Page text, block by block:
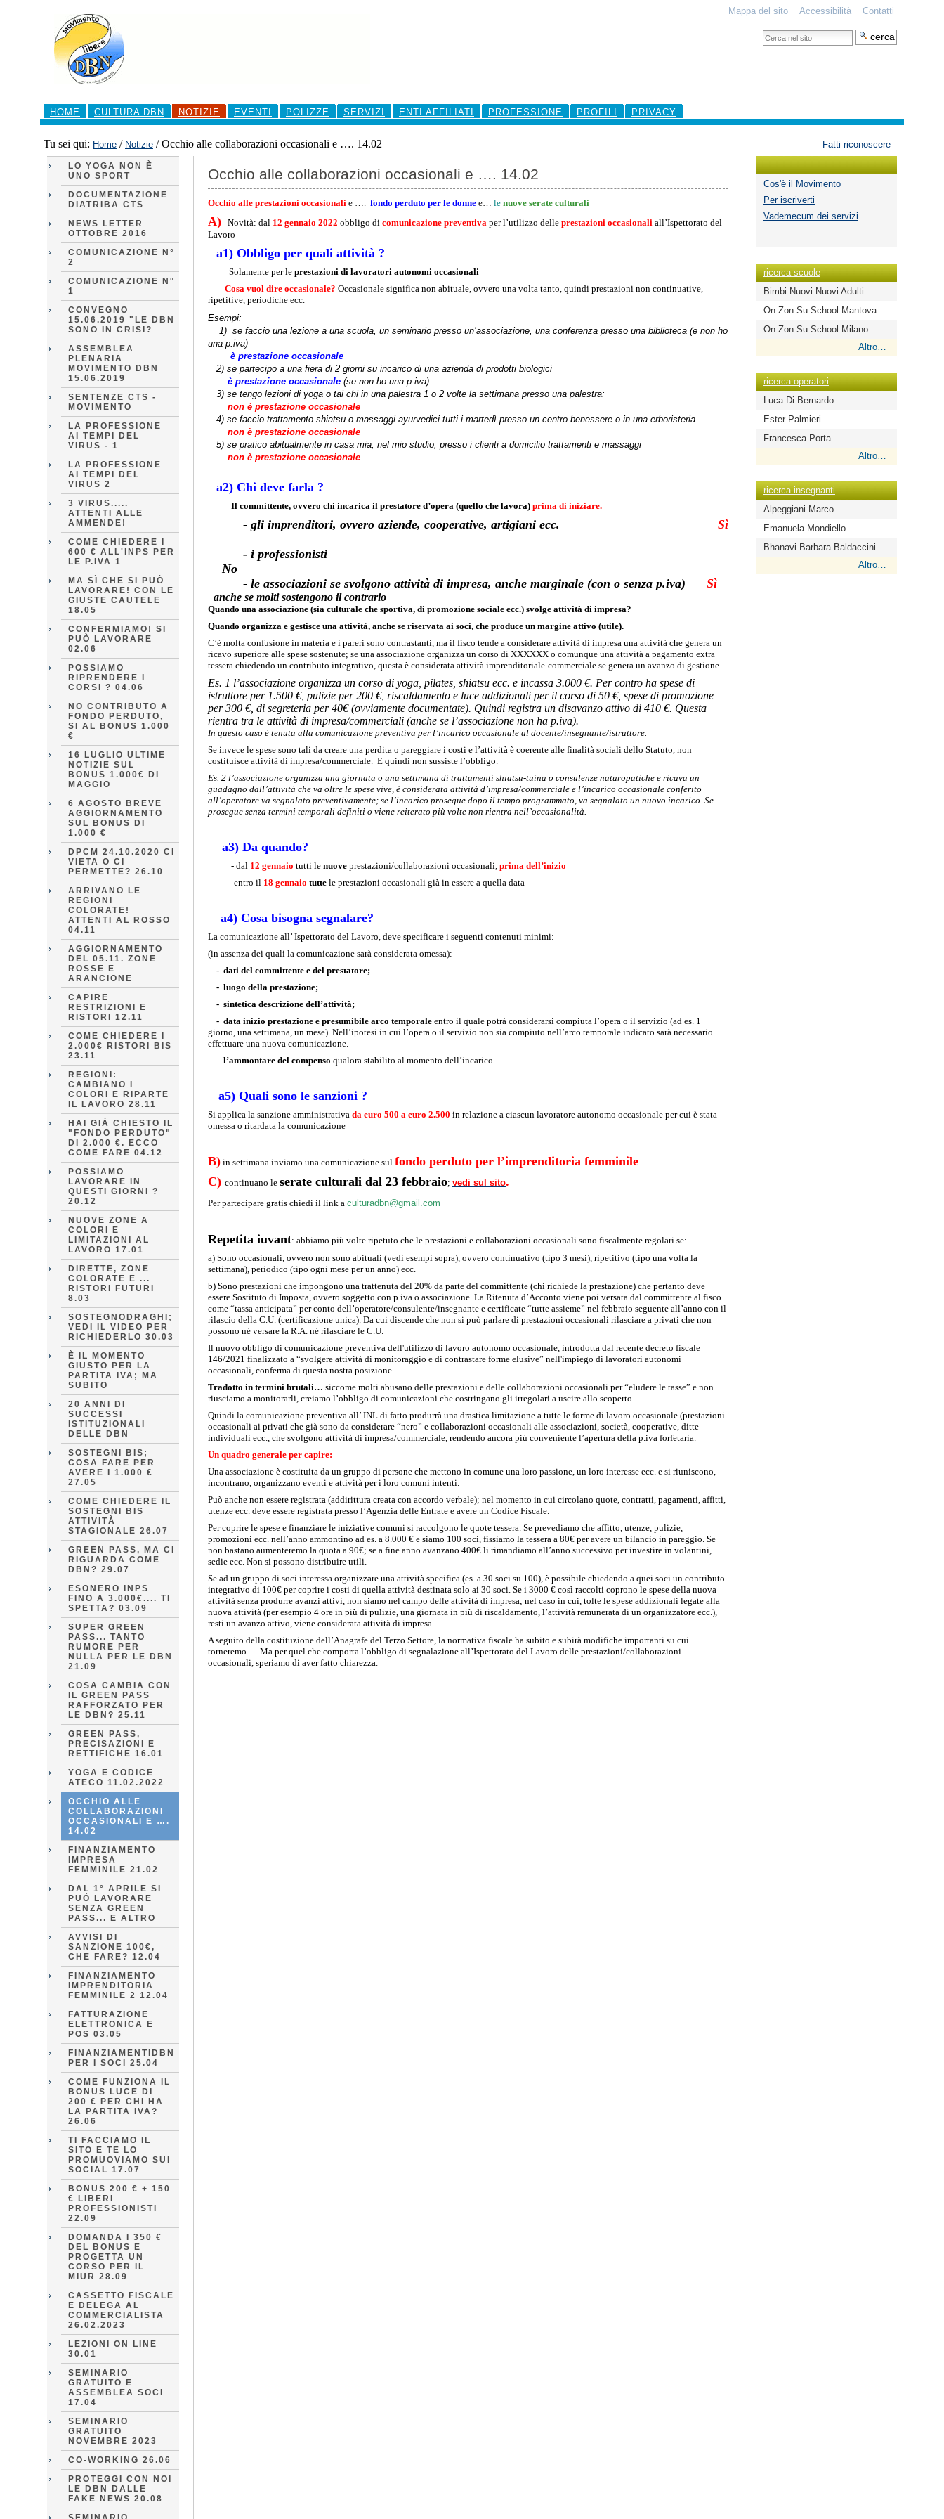
contenuti.
navigazione
Mappa del sito Accessibilità Contatti
Cerca
nel
Sezioni
HOME
CULTURA DBN NOTIZIE EVENTI POLIZZE SERVIZI ENTI AFFILIATI PROFESSIONE PROFILI PRIVACY
Fatti riconoscere
Tu sei qui: Home / Notizie /Occhio alle collaborazioni occasionali e …. 14.02
LO YOGA NON È
UNO SPORT
DOCUMENTAZIONE
DIATRIBA CTS
NEWS LETTER
OTTOBRE 2016
COMUNICAZIONE N°
2
COMUNICAZIONE N°
1
CONVEGNO
15.06.2019 "LE DBN
SONO IN CRISI?
ASSEMBLEA
PLENARIA
MOVIMENTO DBN
15.06.2019
SENTENZE CTS -
MOVIMENTO
LA PROFESSIONE
AI TEMPI DEL
VIRUS - 1
LA PROFESSIONE
AI TEMPI DEL
VIRUS 2
3 VIRUS.....
ATTENTI ALLE
AMMENDE!
COME CHIEDERE I
600 € ALL'INPS PER
LE P.IVA 1
MA SÌ CHE SI PUÒ
LAVORARE! CON LE
GIUSTE CAUTELE
18.05
CONFERMIAMO! SI
PUÒ LAVORARE
02.06
POSSIAMO
RIPRENDERE I
CORSI ? 04.06
NO CONTRIBUTO A
FONDO PERDUTO,
SI AL BONUS 1.000
€
16 LUGLIO ULTIME
NOTIZIE SUL
BONUS 1.000€ DI
MAGGIO
6 AGOSTO BREVE
AGGIORNAMENTO
SUL BONUS DI
1.000 €
DPCM 24.10.2020 CI
VIETA O CI
PERMETTE? 26.10
ARRIVANO LE
REGIONI
COLORATE!
ATTENTI AL ROSSO
04.11
AGGIORNAMENTO
DEL 05.11. ZONE
ROSSE E
ARANCIONE
CAPIRE
RESTRIZIONI E
RISTORI 12.11
COME CHIEDERE I
2.000€ RISTORI BIS
23.11
REGIONI:
CAMBIANO I
COLORI E RIPARTE
IL LAVORO 28.11
HAI GIÀ CHIESTO IL
"FONDO PERDUTO"
DI 2.000 €. ECCO
COME FARE 04.12
POSSIAMO
LAVORARE IN
QUESTI GIORNI ?
20.12
NUOVE ZONE A
COLORI E
LIMITAZIONI AL
LAVORO 17.01
DIRETTE, ZONE
COLORATE E ...
RISTORI FUTURI
8.03
SOSTEGNODRAGHI;
VEDI IL VIDEO PER
RICHIEDERLO 30.03
È IL MOMENTO
GIUSTO PER LA
PARTITA IVA; MA
SUBITO
20 ANNI DI
SUCCESSI
ISTITUZIONALI
DELLE DBN
SOSTEGNI BIS;
COSA FARE PER
AVERE I 1.000 €
27.05
COME CHIEDERE IL
SOSTEGNI BIS
ATTIVITÀ
STAGIONALE 26.07
GREEN PASS, MA CI
RIGUARDA COME
DBN? 29.07
ESONERO INPS
FINO A 3.000€.... TI
SPETTA? 03.09
SUPER GREEN
PASS... TANTO
RUMORE PER
NULLA PER LE DBN
21.09
COSA CAMBIA CON
IL GREEN PASS
RAFFORZATO PER
LE DBN? 25.11
GREEN PASS,
PRECISAZIONI E
RETTIFICHE 16.01
YOGA E CODICE
ATECO 11.02.2022
OCCHIO ALLE
COLLABORAZIONI
OCCASIONALI E ….
14.02
FINANZIAMENTO
IMPRESA
FEMMINILE 21.02
DAL 1° APRILE SI
PUÒ LAVORARE
SENZA GREEN
PASS... E ALTRO
AVVISI DI
SANZIONE 100€,
CHE FARE? 12.04
FINANZIAMENTO
IMPRENDITORIA
FEMMINILE 2 12.04
FATTURAZIONE
ELETTRONICA E
POS 03.05
FINANZIAMENTIDBN
PER I SOCI 25.04
COME FUNZIONA IL
BONUS LUCE DI
200 € PER CHI HA
LA PARTITA IVA?
26.06
TI FACCIAMO IL
SITO E TE LO
PROMUOVIAMO SUI
SOCIAL 17.07
BONUS 200 € + 150
€ LIBERI
PROFESSIONISTI
22.09
DOMANDA I 350 €
DEL BONUS E
PROGETTA UN
CORSO PER IL
MIUR 28.09
CASSETTO FISCALE
E DELEGA AL
COMMERCIALISTA
26.02.2023
LEZIONI ON LINE
30.01
SEMINARIO
GRATUITO E
ASSEMBLEA SOCI
17.04
SEMINARIO
GRATUITO
NOVEMBRE 2023
CO-WORKING 26.06
PROTEGGI CON NOI
LE DBN DALLE
FAKE NEWS 20.08
Occhio alle collaborazioni occasionali e …. 14.02
Occhio alle prestazioni occasionali e …. fondo perduto per le donne e… le nuove serate culturali
A) Novità: dal 12 gennaio 2022 obbligo di comunicazione preventiva per l’utilizzo delle prestazioni occasionali all’Ispettorato del
Lavoro
a1) Obbligo per quali attività ?
Solamente per le prestazioni di lavoratori autonomi occasionali
Cosa vuol dire occasionale? Occasionale significa non abituale, ovvero una volta tanto, quindi prestazioni non continuative,
ripetitive, periodiche ecc.
Esempi:
1) se faccio una lezione a una scuola, un seminario presso un’associazione, una conferenza presso una biblioteca (e non ho
una p.iva)
è prestazione occasionale
2) se partecipo a una fiera di 2 giorni su incarico di una azienda di prodotti biologici
è prestazione occasionale (se non ho una p.iva)
3) se tengo lezioni di yoga o tai chi in una palestra 1 o 2 volte la settimana presso una palestra:
non è prestazione occasionale
4) se faccio trattamento shiatsu o massaggi ayurvedici tutti i martedì presso un centro benessere o in una erboristeria
non è prestazione occasionale
5) se pratico abitualmente in casa mia, nel mio studio, presso i clienti a domicilio trattamenti e massaggi
non è prestazione occasionale
a2) Chi deve farla ?
Il committente, ovvero chi incarica il prestatore d’opera (quello che lavora) prima di iniziare.
- gli imprenditori, ovvero aziende, cooperative, artigiani ecc. Sì
- i professionisti
No
- le associazioni se svolgono attività di impresa, anche marginale (con o senza p.iva) Sì
anche se molti sostengono il contrario
Quando una associazione (sia culturale che sportiva, di promozione sociale ecc.) svolge attività di impresa?
Quando organizza e gestisce una attività, anche se riservata ai soci, che produce un margine attivo (utile).
C’è molta confusione in materia e i pareri sono contrastanti, ma il fisco tende a considerare attività di impresa una attività che genera un
ricavo superiore alle spese sostenute; se una associazione organizza un corso di XXXXXX o comunque una attività a pagamento extra
tessera chiedendo un contributo integrativo, questa è considerata attività imprenditoriale-commerciale se genera un avanzo di gestione.
Es. 1 l’associazione organizza un corso di yoga, pilates, shiatsu ecc. e incassa 3.000 €. Per contro ha spese di
istruttore per 1.500 €, pulizie per 200 €, riscaldamento e luce addizionali per il corso di 50 €, spese di promozione
per 300 €, di segreteria per 40€ (ovviamente documentate). Quindi registra un disavanzo attivo di 410 €. Questa
rientra tra le attività di impresa/commerciali (anche se l’associazione non ha p.iva).
In questo caso è tenuta alla comunicazione preventiva per l’incarico occasionale al docente/insegnante/istruttore.
Se invece le spese sono tali da creare una perdita o pareggiare i costi e l’attività è coerente alle finalità sociali dello Statuto, non
costituisce attività di impresa/commerciale. E quindi non sussiste l’obbligo.
Es. 2 l’associazione organizza una giornata o una settimana di trattamenti shiatsu-tuina o consulenze naturopatiche e ricava un
guadagno dall’attività che va oltre le spese vive, è considerata attività d’impresa/commerciale e l’incarico occasionale conferito
all’operatore va segnalato preventivamente; se l’incarico prosegue dopo il tempo programmato, va segnalato un nuovo incarico. Se
prosegue senza termini temporali definiti o viene reiterato più volte non rientra nell’occasionalità.
a3) Da quando?
- dal 12 gennaio tutti le nuove prestazioni/collaborazioni occasionali, prima dell’inizio
- entro il 18 gennaio tutte le prestazioni occasionali già in essere a quella data
a4) Cosa bisogna segnalare?
La comunicazione all’ Ispettorato del Lavoro, deve specificare i seguenti contenuti minimi:
(in assenza dei quali la comunicazione sarà considerata omessa):
- dati del committente e del prestatore;
- luogo della prestazione;
- sintetica descrizione dell’attività;
- data inizio prestazione e presumibile arco temporale entro il quale potrà considerarsi compiuta l’opera o il servizio (ad es. 1
giorno, una settimana, un mese). Nell’ipotesi in cui l’opera o il servizio non sia compiuto nell’arco temporale indicato sarà necessario
effettuare una nuova comunicazione.
- l’ammontare del compenso qualora stabilito al momento dell’incarico.
a5) Quali sono le sanzioni ?
Si applica la sanzione amministrativa da euro 500 a euro 2.500 in relazione a ciascun lavoratore autonomo occasionale per cui è stata
omessa o ritardata la comunicazione
B) in settimana inviamo una comunicazione sul fondo perduto per l’imprenditoria femminile
C) continuano le serate culturali dal 23 febbraio; vedi sul sito.
Per partecipare gratis chiedi il link a culturadbn@gmail.com
Repetita iuvant: abbiamo più volte ripetuto che le prestazioni e collaborazioni occasionali sono fiscalmente regolari se:
a) Sono occasionali, ovvero non sono abituali (vedi esempi sopra), ovvero continuativo (tipo 3 mesi), ripetitivo (tipo una volta la
settimana), periodico (tipo ogni mese per un anno) ecc.
b) Sono prestazioni che impongono una trattenuta del 20% da parte del committente (chi richiede la prestazione) che pertanto deve
essere Sostituto di Imposta, ovvero soggetto con p.iva o associazione. La Ritenuta d’Acconto viene poi versata dal committente al fisco
come “tassa anticipata” per conto dell’operatore/consulente/insegnante e certificate “tutte assieme” nel febbraio seguente all’anno con il
rilascio della C.U. (certificazione unica). Da cui discende che non si può parlare di prestazioni occasionali rilasciare a privati che non
possono né versare la R.A. né rilasciare le C.U.
Il nuovo obbligo di comunicazione preventiva dell'utilizzo di lavoro autonomo occasionale, introdotta dal recente decreto fiscale
146/2021 finalizzato a “svolgere attività di monitoraggio e di contrastare forme elusive” nell'impiego di lavoratori autonomi
occasionali, conferma di questa nostra posizione.
Tradotto in termini brutali… siccome molti abusano delle prestazioni e delle collaborazioni occasionali per “eludere le tasse” e non
riusciamo a monitorarli, creiamo l’obbligo di comunicazioni che costringano gli irregolari a uscire allo scoperto.
Quindi la comunicazione preventiva all’ INL di fatto produrrà una drastica limitazione a tutte le forme di lavoro occasionale (prestazioni
occasionali ai privati che già sono da considerare “nero” e collaborazioni occasionali alle associazioni, società, cooperative, ditte
individuali ecc., che svolgono attività di impresa/commerciale, rendendo ancora più conveniente l’apertura della p.iva forfetaria.
Un quadro generale per capire:
Una associazione è costituita da un gruppo di persone che mettono in comune una loro passione, un loro interesse ecc. e si riuniscono,
incontrano, organizzano eventi e attività per i loro comuni intenti.
Può anche non essere registrata (addirittura creata con accordo verbale); nel momento in cui circolano quote, contratti, pagamenti, affitti,
utenze ecc. deve essere registrata presso l’Agenzia delle Entrate e avere un Codice Fiscale.
Per coprire le spese e finanziare le iniziative comuni si raccolgono le quote tessera. Se prevediamo che affitto, utenze, pulizie,
promozioni ecc. nell’anno ammontino ad es. a 8.000 € e siamo 100 soci, fissiamo la tessera a 80€ per avere un bilancio in pareggio. Se
non bastano aumenteremo la quota a 90€; se a fine anno avanzano 400€ li rimandiamo all’anno successivo per investire in volantini,
sedie ecc. Non si possono distribuire utili.
Se ad un gruppo di soci interessa organizzare una attività specifica (es. a 30 soci su 100), è possibile chiedendo a quei soci un contributo
integrativo di 100€ per coprire i costi di quella attività destinata solo ai 30 soci. Se i 3000 € così raccolti coprono le spese della nuova
attività senza produrre avanzi attivi, non siamo nel campo delle attività di impresa; nel caso in cui, tolte le spese addizionali legate alla
nuova attività (per esempio 4 ore in più di pulizie, una giornata in più di riscaldamento, l’attività remunerata di un organizzatore ecc.),
resti un avanzo attivo, viene considerata attività di impresa.
A seguito della costituzione dell’Anagrafe del Terzo Settore, la normativa fiscale ha subito e subirà modifiche importanti su cui
torneremo…. Ma per quel che comporta l’obbligo di segnalazione all’Ispettorato del Lavoro delle prestazioni/collaborazioni
occasionali, speriamo di aver fatto chiarezza.
Cos'è il Movimento
Per iscriverti
Vademecum dei servizi
ricerca scuole
Bimbi Nuovi Nuovi Adulti
On Zon Su School Mantova
On Zon Su School Milano
scuole
-
Altro…
ricerca operatori
Luca Di Bernardo
Ester Palmieri
Francesca Porta
operatori
-
Altro…
ricerca insegnanti
Alpeggiani Marco
Emanuela Mondiello
Bhanavi Barbara Baldaccini
insegnanti
Altro…